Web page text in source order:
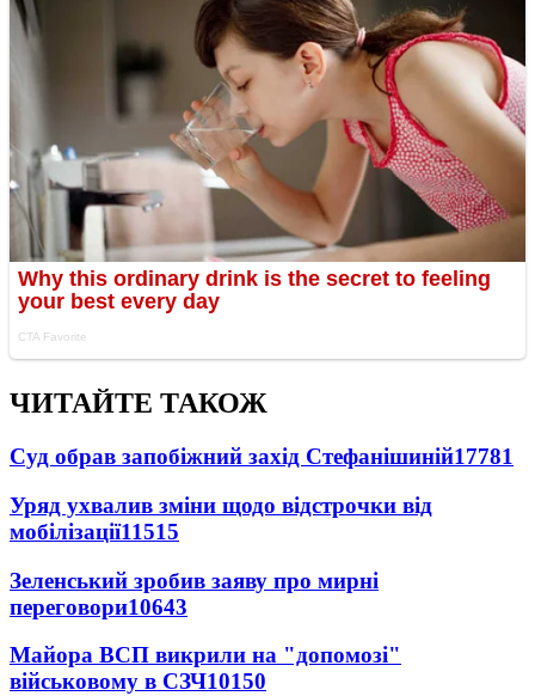
ЧИТАЙТЕ ТАКОЖ
Суд обрав запобіжний захід Стефанішиній17781
Уряд ухвалив зміни щодо відстрочки від
мобілізації11515
Зеленський зробив заяву про мирні
переговори10643
Майора ВСП викрили на "допомозі"
військовому в СЗЧ10150